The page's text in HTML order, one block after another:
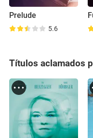
Prelude
5.6
Títulos aclamados